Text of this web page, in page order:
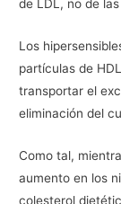
de LDL, no de
Los
partículas de
transportar el
eliminación del
Como tal,
aumento en los
colesterol